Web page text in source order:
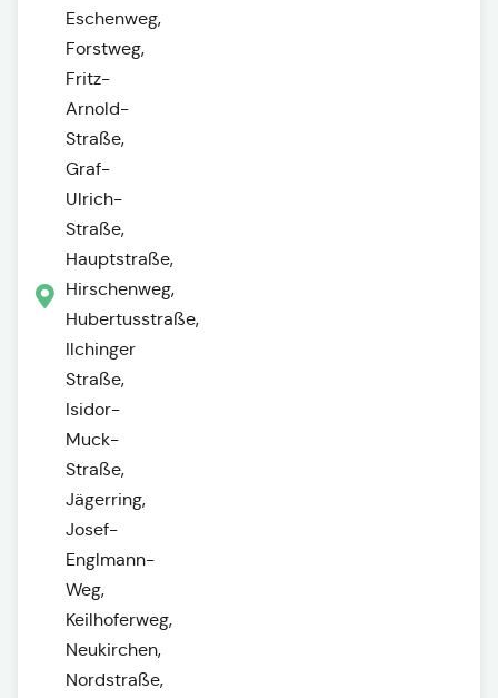
Eschenweg,
Forstweg,
Fritz-
Arnold-
Straße,
Graf-
Ulrich-
Straße,
Hauptstraße,
Hirschenweg,
Hubertusstraße,
Ilchinger
Straße,
Isidor-
Muck-
Straße,
Jägerring,
Josef-
Englmann-
Weg,
Keilhoferweg,
Neukirchen,
Nordstraße,